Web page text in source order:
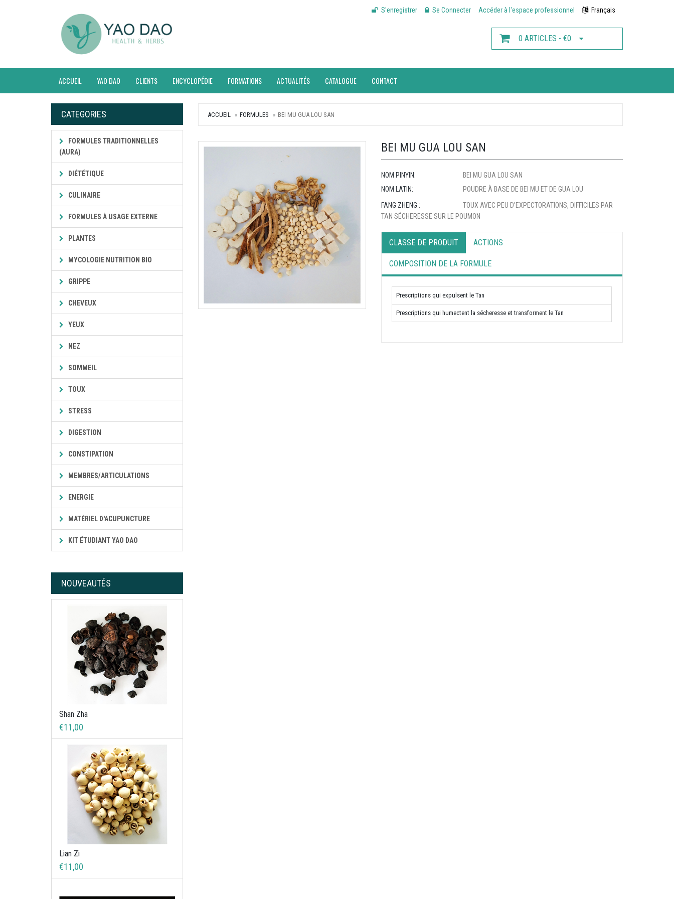
S'enregistrer Se Connecter Accéder à l'espace professionnel Français
0 ARTICLES - €0
ACCUEIL YAO DAO CLIENTS ENCYCLOPÉDIE FORMATIONS ACTUALITÉS CATALOGUE CONTACT
CATEGORIES
FORMULES TRADITIONNELLES
(AURA)
DIÉTÉTIQUE
CULINAIRE
FORMULES À USAGE EXTERNE
PLANTES
MYCOLOGIE NUTRITION BIO
GRIPPE
CHEVEUX
YEUX
NEZ
SOMMEIL
TOUX
STRESS
DIGESTION
CONSTIPATION
MEMBRES/ARTICULATIONS
ENERGIE
MATÉRIEL D'ACUPUNCTURE
KIT ÉTUDIANT YAO DAO
NOUVEAUTÉS
Shan Zha
€11,00
Lian Zi
€11,00
ACCUEIL FORMULES BEI MU GUA LOU SAN
BEI MU GUA LOU SAN
NOM PINYIN:
BEI MU GUA LOU SAN
NOM LATIN:
POUDRE À BASE DE BEI MU ET DE GUA LOU
FANG ZHENG :
TOUX AVEC PEU D'EXPECTORATIONS, DIFFICILES PAR
TAN SÉCHERESSE SUR LE POUMON
CLASSE DE PRODUIT ACTIONS
COMPOSITION DE LA FORMULE
Prescriptions qui expulsent le Tan
Prescriptions qui humectent la sécheresse et transforment le Tan